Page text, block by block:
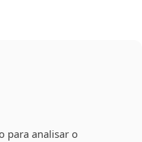
para analisar o